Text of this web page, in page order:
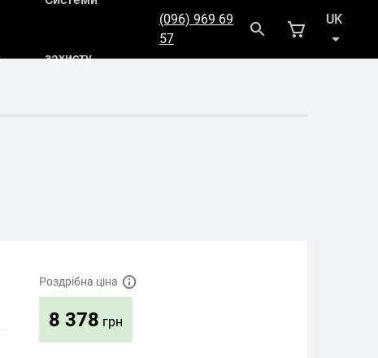
захисту
(096) 969 69
57
UK
RU
Роздрібна ціна
8 378 грн